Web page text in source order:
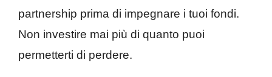
partnership prima di impegnare i tuoi fondi.
Non investire mai più di quanto puoi
permetterti di perdere.